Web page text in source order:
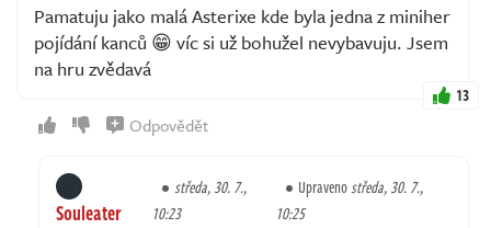
Pamatuju jako malá Asterixe kde byla jedna z miniher
pojídání kanců 😁 víc si už bohužel nevybavuju. Jsem
na hru zvědavá
13
Odpovědět
Souleater
středa, 30. 7.,
10:23
Upravenostředa, 30. 7.,
10:25